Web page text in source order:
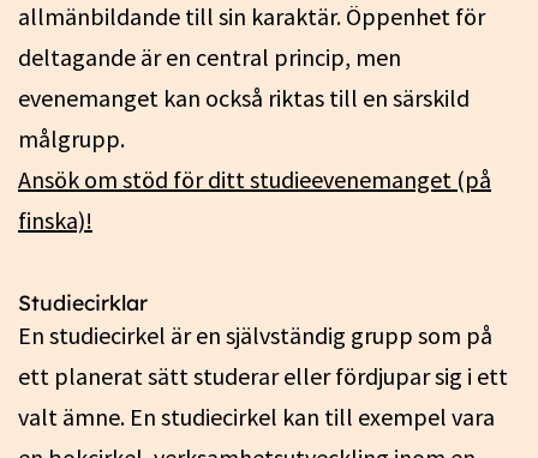
allmänbildande till sin karaktär. Öppenhet för
deltagande är en central princip, men
evenemanget kan också riktas till en särskild
målgrupp.
Ansök om stöd för ditt studieevenemanget (på
finska)!
Studiecirklar
En studiecirkel är en självständig grupp som på
ett planerat sätt studerar eller fördjupar sig i ett
valt ämne. En studiecirkel kan till exempel vara